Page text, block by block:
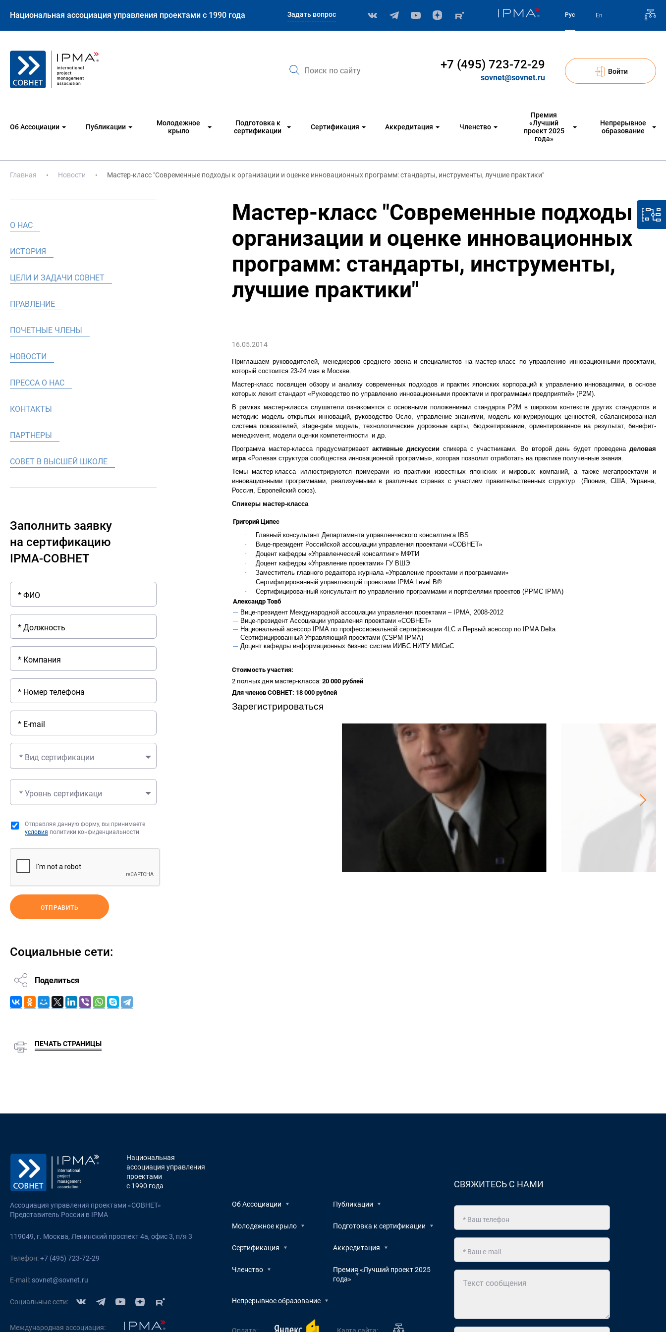
Национальная ассоциация управления проектами с 1990 года Задать вопрос Рус En
+7 (495) 723-72-29
sovnet@sovnet.ru
Войти
Об Ассоциации Публикации
Молодежное
крыло
Подготовка к
сертификации
Сертификация Аккредитация Членство
Премия
«Лучший
проект 2025
года»
Непрерывное
образование
Главная Новости Мастер-класс "Современные подходы к организации и оценке инновационных программ: стандарты, инструменты, лучшие практики"
О НАС
ИСТОРИЯ
ЦЕЛИ И ЗАДАЧИ СОВНЕТ
ПРАВЛЕНИЕ
ПОЧЕТНЫЕ ЧЛЕНЫ
НОВОСТИ
ПРЕССА О НАС
КОНТАКТЫ
ПАРТНЕРЫ
СОВЕТ В ВЫСШЕЙ ШКОЛЕ
Заполнить заявку
на сертификацию
IPMA-СОВНЕТ
* Вид сертификации
* Уровнь сертификаци
Отправляя данную форму, вы принимаете
условия политики конфиденциальности
ОТПРАВИТЬ
Социальные сети:
Поделиться
ПЕЧАТЬ СТРАНИЦЫ
Мастер-класс "Современные подходы к
организации и оценке инновационных
программ: стандарты, инструменты,
лучшие практики"
16.05.2014
Приглашаем руководителей, менеджеров среднего звена и специалистов на мастер-класс по управлению инновационными проектами,
который состоится 23-24 мая в Москве.
Мастер-класс посвящен обзору и анализу современных подходов и практик японских корпораций к управлению инновациями, в основе
которых лежит стандарт «Руководство по управлению инновационными проектами и программами предприятий» (P2M).
В рамках мастер-класса слушатели ознакомятся с основными положениями стандарта P2M в широком контексте других стандартов и
методик: модель открытых инноваций, руководство Осло, управление знаниями, модель конкурирующих ценностей, сбалансированная
система показателей, stage-gate модель, технологические дорожные карты, бюджетирование, ориентированное на результат, бенефит-
менеджмент, модели оценки компетентности и др.
Программа мастер-класса предусматривает активные дискуссииспикера с участниками. Во второй день будет проведенаделовая
игра«Ролевая структура сообщества инновационной программы», которая позволит отработать на практике полученные знания.
Темы мастер-класса иллюстрируются примерами из практики известных японских и мировых компаний, а также мегапроектами и
инновационными программами, реализуемыми в различных странах с участием правительственных структур (Япония, США, Украина,
Россия, Европейский союз).
Спикеры мастер-класса
Григорий Ципес
·
Главный консультант Департамента управленческого консалтинга IBS
·
Вице-президент Российской ассоциации управления проектами «СОВНЕТ»
·
Доцент кафедры «Управленческий консалтинг» МФТИ
·
Доцент кафедры «Управление проектами» ГУ ВШЭ
·
Заместитель главного редактора журнала «Управление проектами и программами»
·
Сертифицированный управляющий проектами IPMA Level B®
·
Сертифицированный консультант по управлению программами и портфелями проектов (PPMC IPMA)
Александр Товб
Вице-президент Международной ассоциации управления проектами – IPMA, 2008-2012
Вице-президент Ассоциации управления проектами «СОВНЕТ»
Национальный асессор IPMA по профессиональной сертификации 4LC и Первый асессор по IPMA Delta
Сертифицированный Управляющий проектами (CSPM IPMA)
Доцент кафедры информационных бизнес систем ИИБС НИТУ МИСиС
Стоимость участия:
2 полных дня мастер-класса: 20 000 рублей
Для членов СОВНЕТ: 18 000 рублей
Зарегистрироваться
Национальная
ассоциация управления
проектами
с 1990 года
Ассоциация управления проектами «СОВНЕТ»
Представитель России в IPMA
119049, г. Москва, Ленинский проспект 4а, офис 3, п/я 3
Телефон:+7 (495) 723-72-29
E-mail: sovnet@sovnet.ru
Социальные сети:
Международная ассоциация:
Об Ассоциации Публикации
Молодежное крыло Подготовка к сертификации
Сертификация Аккредитация
Членство
Премия «Лучший проект 2025
года»
Непрерывное образование
Оплата: Карта сайта:
СВЯЖИТЕСЬ С НАМИ